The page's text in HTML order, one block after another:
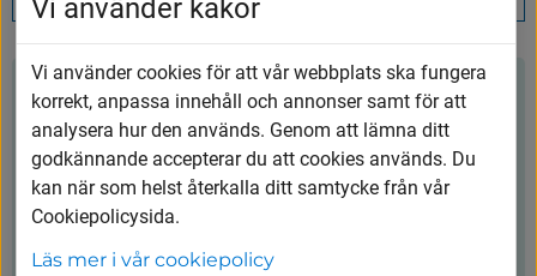
Kontakt
Vårgårda kommun
Vi använder kakor
Vi använder cookies för att vår webbplats ska fungera
korrekt, anpassa innehåll och annonser samt för att
analysera hur den används. Genom att lämna ditt
godkännande accepterar du att cookies används. Du
kan när som helst återkalla ditt samtycke från vår
Cookiepolicysida.
Läs mer i vår cookiepolicy